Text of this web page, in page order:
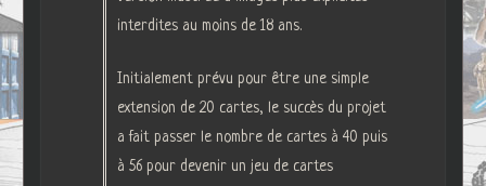
interdites au moins de 18 ans.
Initialement prévu pour être une simple
extension de 20 cartes, le succès du projet
a fait passer le nombre de cartes à 40 puis
à 56 pour devenir un jeu de cartes